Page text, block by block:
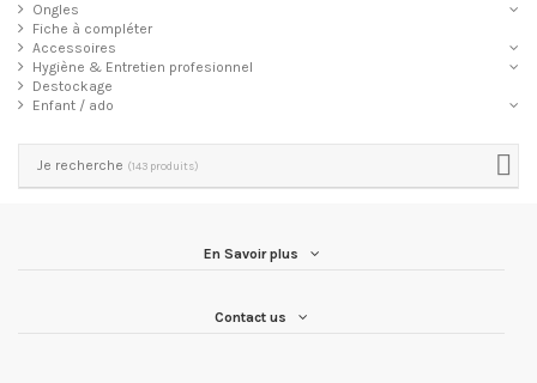
Ongles
Fiche à compléter
Accessoires
Hygiène & Entretien profesionnel
Destockage
Enfant / ado
Je recherche (143 produits)
En Savoir plus
Contact us